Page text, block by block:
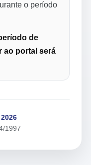
o período
de
ao portal será
1997